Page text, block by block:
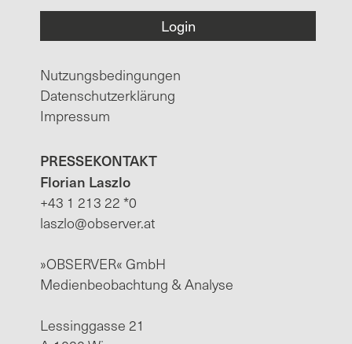
Nutzungsbedingungen
Datenschutzerklärung
Impressum
PRESSEKONTAKT
Florian Laszlo
+43 1 213 22 *0
laszlo@observer.at
»OBSERVER« GmbH
Medienbeobachtung & Analyse
Lessinggasse 21